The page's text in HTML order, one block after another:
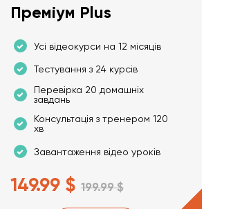
Преміум Plus
Усі відеокурси на 12 місяців
Тестування з 24 курсів
Перевірка 20 домашніх
завдань
Консультація з тренером 120
хв
Завантаження відео уроків
149.99 $ 199.99 $